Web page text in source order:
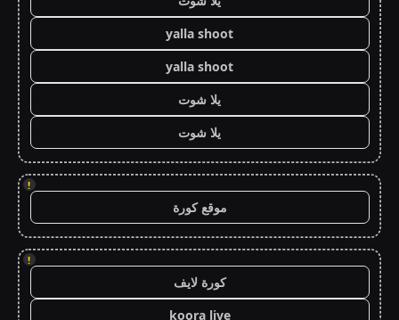
yalla shoot
yalla shoot
يلا شوت
يلا شوت
!
موقع كورة
!
كورة لايف
koora live